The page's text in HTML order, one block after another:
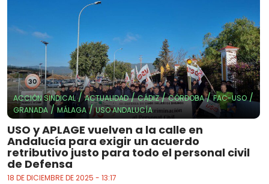
ACCIÓN SINDICAL/ACTUALIDAD/CÁDIZ/CÓRDOBA/FAC-USO/
GRANADA/ MÁLAGA/USO ANDALUCÍA
USO y APLAGE vuelven a la calle en
Andalucía para exigir un acuerdo
retributivo justo para todo el personal civil
de Defensa
18 DE DICIEMBRE DE 2025 - 13:17